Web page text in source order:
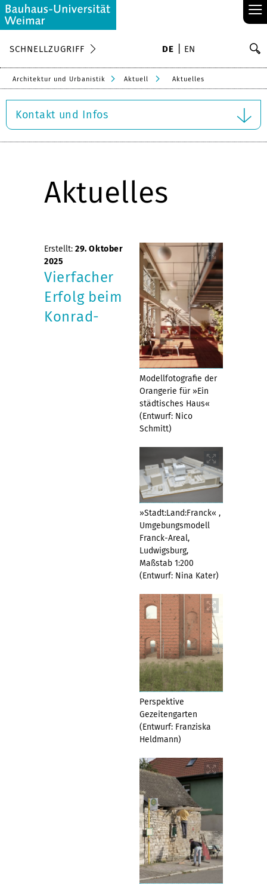
≡
SCHNELLZUGRIFF DE EN
Architektur und Urbanistik Aktuell Aktuelles
Kontakt und Infos
Aktuelles
Modellfotografie der
Orangerie für »Ein
städtisches Haus«
(Entwurf: Nico
Schmitt)
»Stadt:Land:Franck« ,
Umgebungsmodell
Franck-Areal,
Ludwigsburg,
Maßstab 1:200
(Entwurf: Nina Kater)
Perspektive
Gezeitengarten
(Entwurf: Franziska
Heldmann)
Erstellt: 29. Oktober
2025
Vierfacher
Erfolg beim
Konrad-